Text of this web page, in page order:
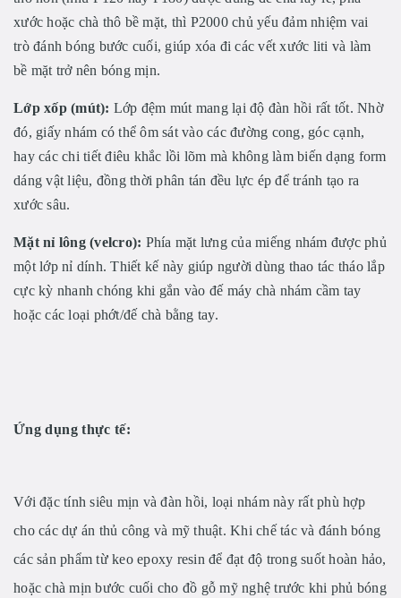
xước hoặc chà thô bề mặt, thì P2000 chủ yếu đảm nhiệm vai
trò đánh bóng bước cuối, giúp xóa đi các vết xước liti và làm
bề mặt trở nên bóng mịn.
Lớp xốp (mút): Lớp đệm mút mang lại độ đàn hồi rất tốt. Nhờ
đó, giấy nhám có thể ôm sát vào các đường cong, góc cạnh,
hay các chi tiết điêu khắc lồi lõm mà không làm biến dạng form
dáng vật liệu, đồng thời phân tán đều lực ép để tránh tạo ra
xước sâu.
Mặt nỉ lông (velcro): Phía mặt lưng của miếng nhám được phủ
một lớp nỉ dính. Thiết kế này giúp người dùng thao tác tháo lắp
cực kỳ nhanh chóng khi gắn vào đế máy chà nhám cầm tay
hoặc các loại phớt/đế chà bằng tay.
Ứng dụng thực tế:
Với đặc tính siêu mịn và đàn hồi, loại nhám này rất phù hợp
cho các dự án thủ công và mỹ thuật. Khi chế tác và đánh bóng
các sản phẩm từ keo epoxy resin để đạt độ trong suốt hoàn hảo,
hoặc chà mịn bước cuối cho đồ gỗ mỹ nghệ trước khi phủ bóng